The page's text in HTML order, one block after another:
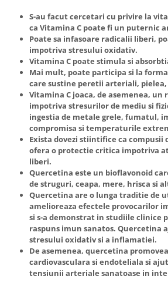
S-au facut cercetari cu privire la
ca Vitamina C poate fi un puternic
Poate sa infasoare radicalii liberi,
impotriva stresului oxidativ.
Vitamina C poate stimula si
Mai mult, poate participa si la
care sustine peretii arteriali, pielea,
Vitamina C joaca, de asemenea, un
impotriva stresurilor de mediu si
ingestia de metale grele, fumatul,
compromisa si temperaturile
Exista dovezi stiintifice ca compusii
ofera o protectie critica impotriva
liberi.
Quercetina este un bioflavonoid
de struguri, ceapa, mere, hrisca si
Quercetina are o lunga traditie de
amelioreaza efectele provocarilor
si s-a demonstrat in studiile clinice
raspuns imun sanatos. Quercetina
stresului oxidativ si a inflamatiei.
De asemenea, quercetina
cardiovasculara si endoteliala si
tensiunii arteriale sanatoase in